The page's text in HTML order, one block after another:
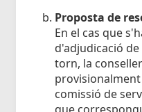
Proposta de
En el cas que
d'adjudicació
torn, la
comissió de